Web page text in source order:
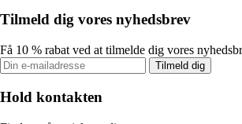
Tilmeld dig vores nyhedsbrev
Få 10 % rabat ved at tilmelde dig vores
Tilmeld dig
Hold kontakten